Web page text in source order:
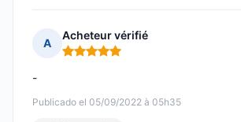
A
Acheteur vérifié
Nota: 5 de 5
Publicado el 05/09/2022 à 05h35
-